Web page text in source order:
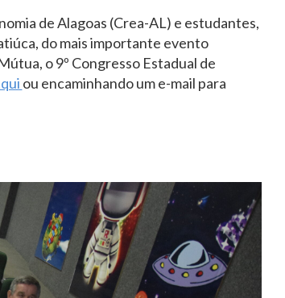
de Alagoas (Crea-AL) e estudantes,
do mais importante evento
o 9º Congresso Estadual de
ou encaminhando um e-mail para